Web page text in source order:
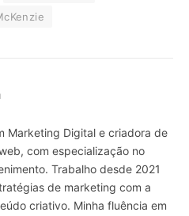
Marketing Digital e criadora de
com especialização no
Trabalho desde 2021
de marketing com a
criativo. Minha fluência em